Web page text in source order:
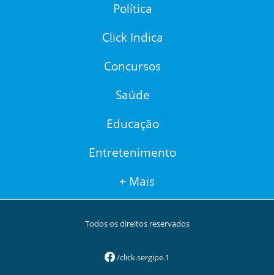
Política
Click Indica
Concursos
Saúde
Educação
Entretenimento
+ Mais
Todos os direitos reservados
/click.sergipe.1